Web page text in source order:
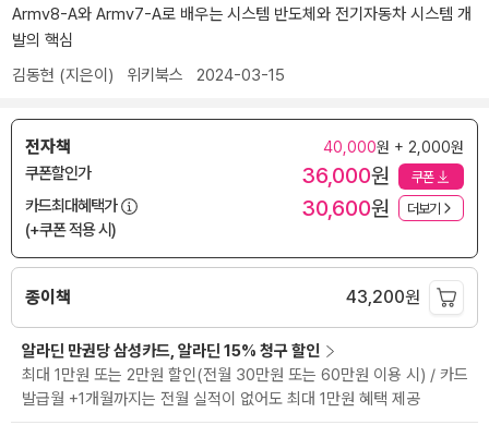
Armv8-A와 Armv7-A로 배우는 시스템 반도체와 전기자동차 시스템 개
발의 핵심
김동현 (지은이) 위키북스 2024-03-15
전자책 40,000원 + 2,000원
쿠폰할인가 36,000원 쿠폰
카드최대혜택가
(+쿠폰 적용 시)
30,600원 더보기
종이책 43,200원
알라딘 만권당 삼성카드, 알라딘 15% 청구 할인
최대 1만원 또는 2만원 할인(전월 30만원 또는 60만원 이용 시) / 카드
발급월 +1개월까지는 전월 실적이 없어도 최대 1만원 혜택 제공